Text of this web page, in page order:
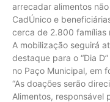
arrecadar alimentos
CadÚnico e
cerca de 2.800 famílias
A mobilização seguirá
destaque para o “Dia
no Paço Municipal, em
“As doações serão
Alimentos, responsável